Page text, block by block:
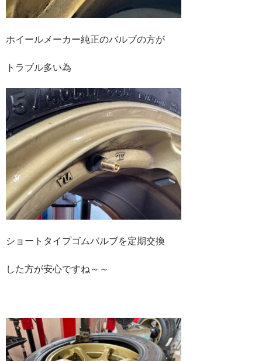
ホイールメーカー純正のバルブの方が
トラブル多い為
ショートタイプゴムバルブを定期交換
した方が安心ですね～～